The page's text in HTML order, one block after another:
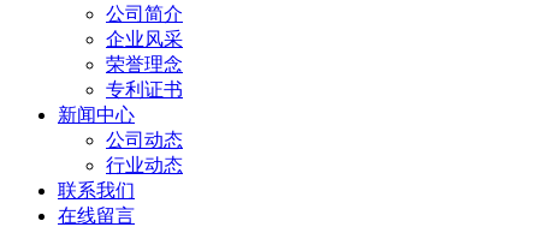
公司简介
企业风采
荣誉理念
专利证书
新闻中心
公司动态
行业动态
联系我们
在线留言